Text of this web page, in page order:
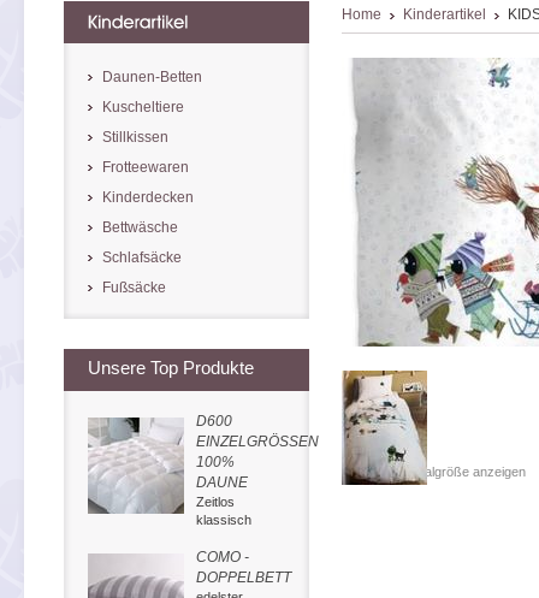
Home Kinderartikel
In Originalgröße anzeigen
Daunen-Betten
Kuscheltiere
Stillkissen
Frotteewaren
Kinderdecken
Bettwäsche
Schlafsäcke
Fußsäcke
Unsere Top Produkte
D600
EINZELGRÖSSEN
100%
DAUNE
Zeitlos
klassisch
COMO -
DOPPELBETT